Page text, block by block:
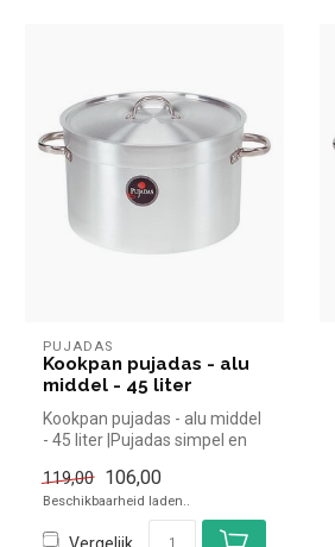
PUJADAS
Kookpan pujadas - alu
middel - 45 liter
Kookpan pujadas - alu middel
- 45 liter |Pujadas simpel en
119,00 106,00
Beschikbaarheid laden..
Vergelijk